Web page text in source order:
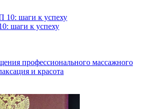
шаги к успеху
профессионального массажного
и красота